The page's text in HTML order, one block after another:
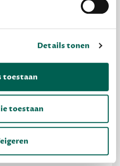
Details tonen
toestaan
toestaan
voor jou en je
betere cadeaus.
nu gratis in
jouw smaak, die je